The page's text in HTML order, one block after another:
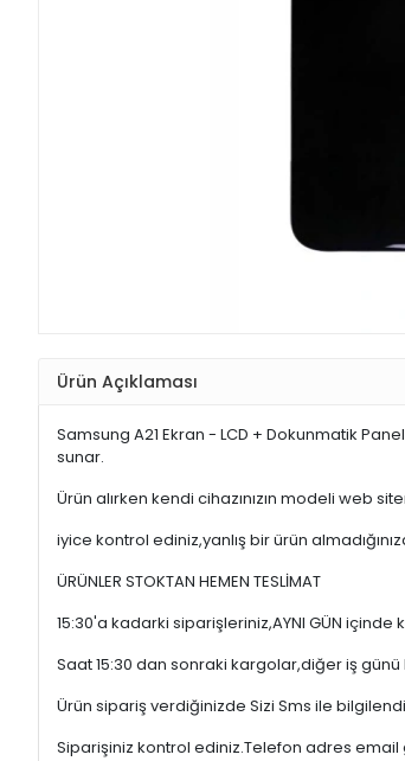
Ürün Açıklaması
Samsung A21 Ekran - LCD + Dokunmatik
sunar.
Ürün alırken kendi cihazınızın modeli web
iyice kontrol ediniz,yanlış bir ürün
ÜRÜNLER STOKTAN HEMEN TESLİMAT
15:30'a kadarki siparişleriniz,AYNI GÜN
Saat 15:30 dan sonraki kargolar,diğer iş
Ürün sipariş verdiğinizde Sizi Sms ile
Siparişiniz kontrol ediniz.Telefon adres email